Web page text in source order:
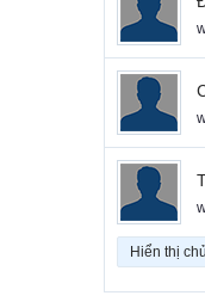
Hiển thị